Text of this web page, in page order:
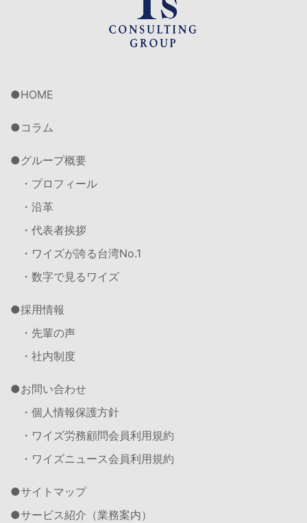
HOME
コラム
グループ概要
・プロフィール
・沿革
・代表者挨拶
・ワイズが誇る台湾No.1
・数字で見るワイズ
採用情報
・先輩の声
・社内制度
お問い合わせ
・個人情報保護方針
・ワイズ労務顧問会員利用規約
・ワイズニュース会員利用規約
サイトマップ
サービス紹介（業務案内）